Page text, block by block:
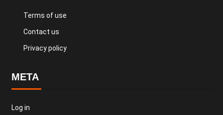
Terms of use
Contact us
Privacy policy
META
Log in